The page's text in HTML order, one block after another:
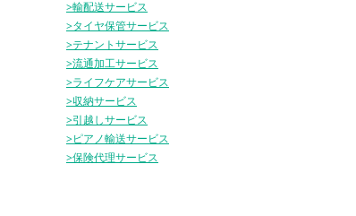
>輸配送サービス
>タイヤ保管サービス
>テナントサービス
>流通加工サービス
>ライフケアサービス
>収納サービス
>引越しサービス
>ピアノ輸送サービス
>保険代理サービス